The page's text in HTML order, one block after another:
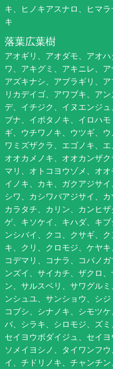
キ、ヒノキアスナロ、ヒマ
キ
落葉広葉樹
アオギリ、アオダモ、アオ
ワ、アキグミ、アキニレ、ア
アズキナシ、アブラギリ、
リカデイゴ、アワブキ、ア
デ、イチジク、イヌエンジ
ブナ、イボタノキ、イロハ
ギ、ウチワノキ、ウツギ、
ワミズザクラ、エゴノキ、エ
オオカメノキ、オオカンザ
マリ、オトコヨウゾメ、オ
イノキ、カキ、ガクアジサ
シワ、カシワバアジサイ、カ
カラタチ、カリン、カンヒ
ゲ、キソケイ、キハダ、キ
ンシバイ、クコ、クサギ、
キ、クリ、クロモジ、ケヤキ
コデマリ、コナラ、コバノ
ンズイ、サイカチ、ザクロ
ン、サルスベリ、サワグル
ンシュユ、サンショウ、シ
コブシ、シナノキ、シモツ
バ、シラキ、シロモジ、ズミ
セイヨウボダイジュ、セイヨ
ソメイヨシノ、タイワンフ
イ、チドリノキ、チャンチ